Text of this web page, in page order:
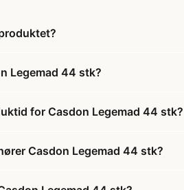
Legemad 44 stk?
for Casdon Legemad 44 stk?
Casdon Legemad 44 stk?